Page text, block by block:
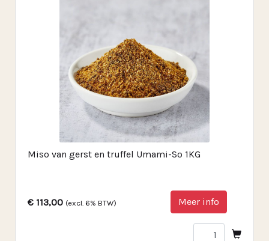
Miso van gerst en truffel Umami-So 1KG
€ 113,00 (excl. 6% BTW) Meer info